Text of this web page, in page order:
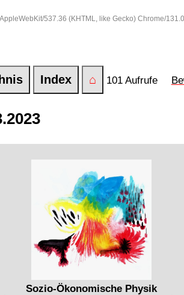
537.36 (KHTML, like Gecko) Chrome/
Index ⌂ 101 Aufrufe
Sozio-Ökonomische Physik